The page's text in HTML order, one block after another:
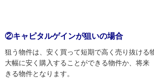
②キャピタルゲインが狙いの場合
狙う物件は、安く買って短期で高く売り抜ける
大幅に安く購入することができる物件か、将
きる物件となります。